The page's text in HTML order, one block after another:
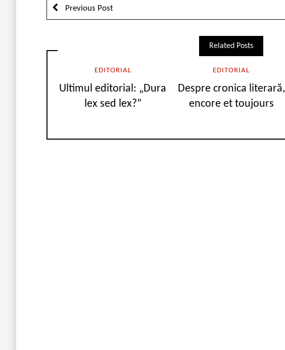
Previous Post
Related Posts
EDITORIAL
Ultimul editorial: „Dura
lex sed lex?”
EDITORIAL
Despre cronica literară,
encore et toujours